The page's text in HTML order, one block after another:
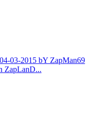
03-2015 bY ZapMan69
ZapLanD...